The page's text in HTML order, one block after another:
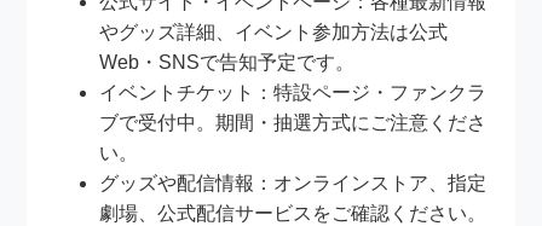
やグッズ詳細、イベント参加方法は公式
Web・SNSで告知予定です。
イベントチケット：特設ページ・ファンクラ
ブで受付中。期間・抽選方式にご注意くださ
い。
グッズや配信情報：オンラインストア、指定
劇場、公式配信サービスをご確認ください。